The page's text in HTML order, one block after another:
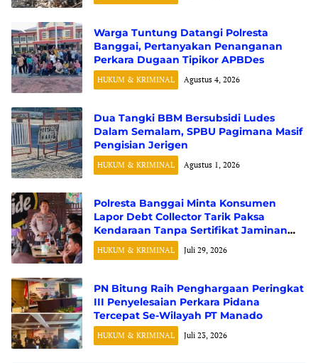
Warga Tuntung Datangi Polresta
Banggai, Pertanyakan Penanganan
Perkara Dugaan Tipikor APBDes
HUKUM & KRIMINAL Agustus 4, 2026
Dua Tangki BBM Bersubsidi Ludes
Dalam Semalam, SPBU Pagimana Masif
Pengisian Jerigen
HUKUM & KRIMINAL Agustus 1, 2026
Polresta Banggai Minta Konsumen
Lapor Debt Collector Tarik Paksa
Kendaraan Tanpa Sertifikat Jaminan
Fidusia
HUKUM & KRIMINAL Juli 29, 2026
PN Bitung Raih Penghargaan Peringkat
III Penyelesaian Perkara Pidana
Tercepat Se-Wilayah PT Manado
HUKUM & KRIMINAL Juli 23, 2026